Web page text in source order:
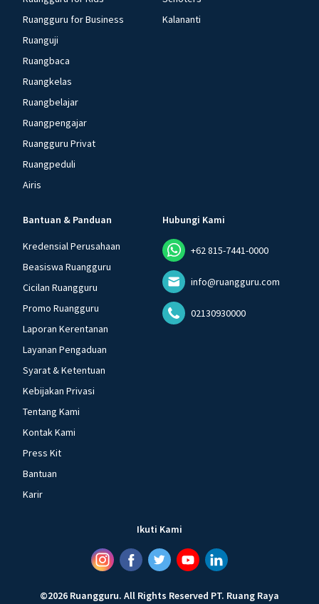
Ruangguru for Business
Ruanguji
Ruangbaca
Ruangkelas
Ruangbelajar
Ruangpengajar
Ruangguru Privat
Ruangpeduli
Airis
Kalananti
Bantuan & Panduan
Kredensial Perusahaan
Beasiswa Ruangguru
Cicilan Ruangguru
Promo Ruangguru
Laporan Kerentanan
Layanan Pengaduan
Syarat & Ketentuan
Kebijakan Privasi
Tentang Kami
Kontak Kami
Press Kit
Bantuan
Karir
Hubungi Kami
+62 815-7441-0000
info@ruangguru.com
02130930000
Ikuti Kami
©2026 Ruangguru. All Rights Reserved PT. Ruang Raya